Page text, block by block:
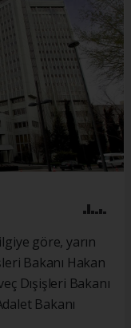
göre, yarın
Bakanı Hakan
Dışişleri Bakanı
Bakanı